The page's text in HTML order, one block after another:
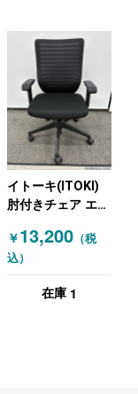
イトーキ(ITOKI)
肘付きチェア エピ
ク
￥13,200（税
込）
在庫 1